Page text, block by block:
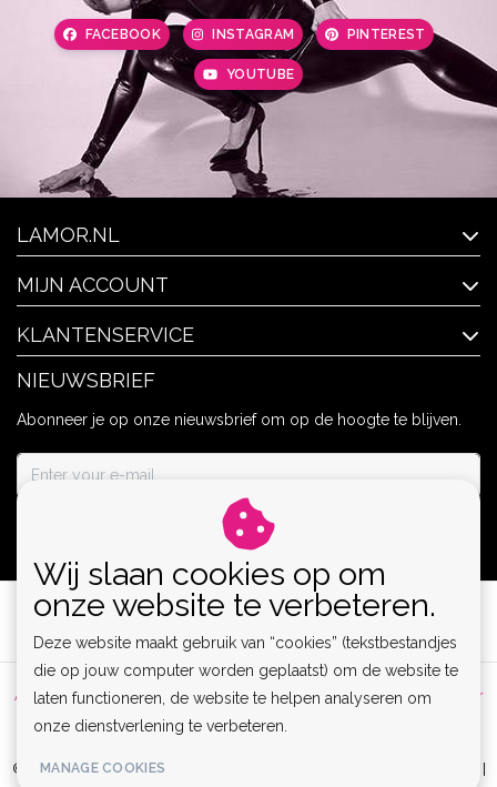
FACEBOOK INSTAGRAM PINTEREST
YOUTUBE
LAMOR.NL
MIJN ACCOUNT
KLANTENSERVICE
NIEUWSBRIEF
Abonneer je op onze nieuwsbrief om op de hoogte te blijven.
Algemene voorwaarden | Privacy Policy | Sitemap |
Disclaimer
RSS Feed
© Copyright 2026 - Lamor | Clubwear, Lingerie & Kinky Fashion XS-6XL |
Wij slaan cookies op om
onze website te verbeteren.
Deze website maakt gebruik van “cookies” (tekstbestandjes
die op jouw computer worden geplaatst) om de website te
laten functioneren, de website te helpen analyseren om
onze dienstverlening te verbeteren.
MANAGE COOKIES